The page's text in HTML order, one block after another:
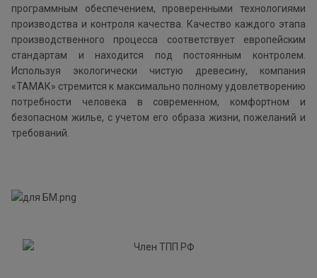
программным обеспечением, проверенными технологиями
производства и контроля качества. Качество каждого этапа
производственного процесса соответствует европейским
стандартам и находится под постоянным контролем.
Используя экологически чистую древесину, компания
«ТАМАК» стремится к максимально полному удовлетворению
потребности человека в современном, комфортном и
безопасном жилье, с учетом его образа жизни, пожеланий и
требований.